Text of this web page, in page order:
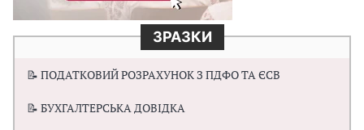
ЗРАЗКИ
📝 ПОДАТКОВИЙ РОЗРАХУНОК З ПДФО ТА ЄСВ
📝 БУХГАЛТЕРСЬКА ДОВІДКА